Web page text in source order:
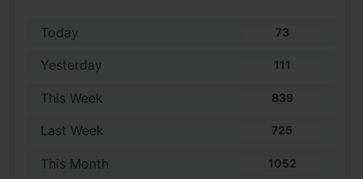
Today 73
Yesterday 111
This Week 839
Last Week 725
This Month 1052